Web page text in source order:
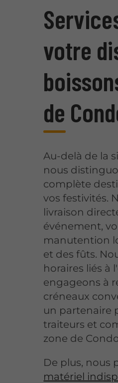
votre
de
Au-delà de la
nous
complète
vos festivités.
livraison
événement,
manutention
et des fûts.
horaires liés à
engageons à
créneaux
un partenaire
traiteurs et
zone de
De plus, nous
matériel